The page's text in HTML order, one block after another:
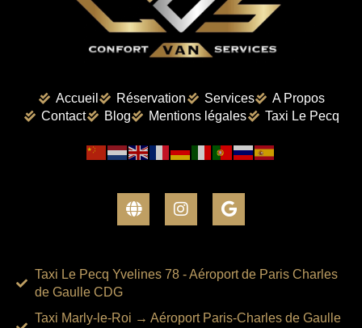
Accueil Réservation Services
A Propos
Contact
Blog Mentions légales Taxi Le Pecq
Taxi Le Pecq Yvelines 78 - Aéroport de Paris Charles
de Gaulle CDG
Taxi Marly-le-Roi → Aéroport Paris-Charles de Gaulle